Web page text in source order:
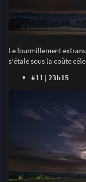
Le fourmillement
s'étale sous la coûte
#11 | 23h15